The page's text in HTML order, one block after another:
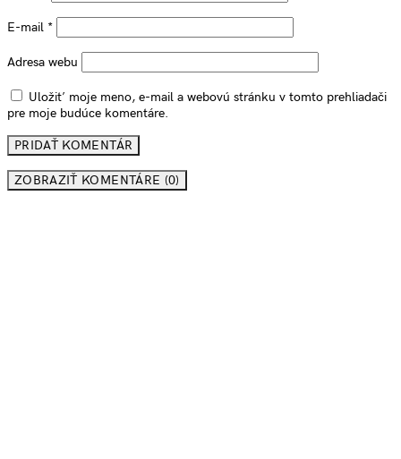
E-mail *
Adresa webu
Uložiť moje meno, e-mail a webovú stránku v tomto prehliadači
pre moje budúce komentáre.
ZOBRAZIŤ KOMENTÁRE (0)